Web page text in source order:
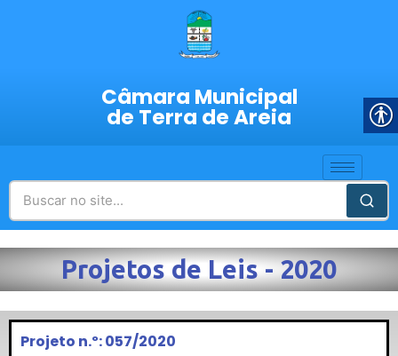
Câmara Municipal
de Terra de Areia
Projetos de Leis - 2020
Projeto n.º: 057/2020